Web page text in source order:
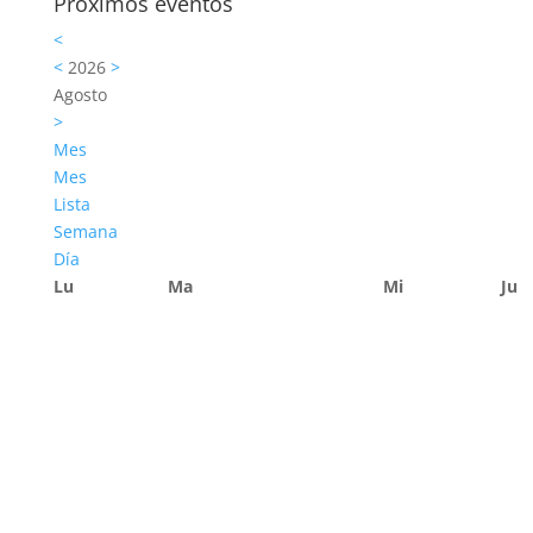
<
<2026 >
Agosto
>
Mes
Mes
Lista
Semana
Día
Lu
Ma Mi Ju